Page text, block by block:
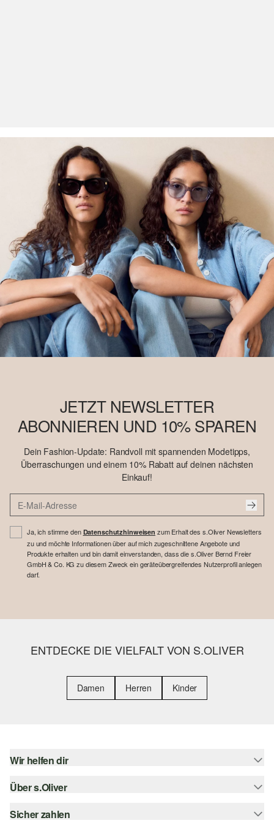
JETZT NEWSLETTER
ABONNIEREN UND 10% SPAREN
Dein Fashion-Update: Randvoll mit spannenden Modetipps,
Überraschungen und einem 10% Rabatt auf deinen nächsten
Einkauf!
Ja, ich stimme den Datenschutzhinweisen zum Erhalt des s.Oliver Newsletters
zu und möchte Informationen über auf mich zugeschnittene Angebote und
Produkte erhalten und bin damit einverstanden, dass die s.Oliver Bernd Freier
GmbH & Co. KG zu diesem Zweck ein geräteübergreifendes Nutzerprofil anlegen
darf.
ENTDECKE DIE VIELFALT VON S.OLIVER
Damen Herren Kinder
Wir helfen dir
Hilfe & FAQ
Größenberatung
Über s.Oliver
Newsletter
Sicher zahlen